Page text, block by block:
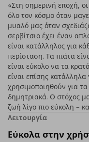
«Στη σημερινή εποχή,
όλο τον κόσμο όταν
μυαλό μας όταν
σερβίτσιο έχει έναν
είναι κατάλληλος για
περίσταση. Τα πιάτα
είναι εύκολο να τα
είναι επίσης
χρησιμοποιηθούν για
δημητριακά. Ο στόχος
ζωή λίγο πιο εύκολη –
Λειτουργία
Εύκολα στην